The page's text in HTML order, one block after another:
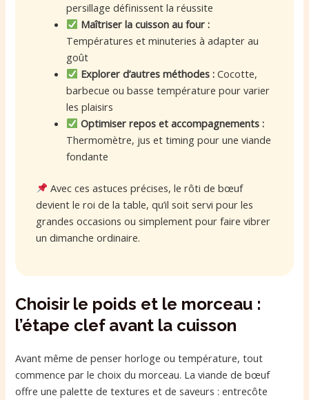
persillage définissent la réussite
Maîtriser la cuisson au four :
Températures et minuteries à adapter au
goût
Explorer d’autres méthodes :Cocotte,
barbecue ou basse température pour varier
les plaisirs
Optimiser repos et accompagnements :
Thermomètre, jus et timing pour une viande
fondante
Avec ces astuces précises, le rôti de bœuf
devient le roi de la table, qu’il soit servi pour les
grandes occasions ou simplement pour faire vibrer
un dimanche ordinaire.
Choisir le poids et le morceau :
l’étape clef avant la cuisson
Avant même de penser horloge ou température, tout
commence par le choix du morceau. La viande de bœuf
offre une palette de textures et de saveurs : entrecôte